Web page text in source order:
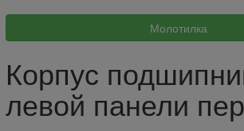
Корпус
левой панели